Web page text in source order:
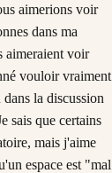
aimerions voir
dans ma
aimeraient voir
vouloir vraiment
la discussion
sais que certains
mais j'aime
espace est "mal